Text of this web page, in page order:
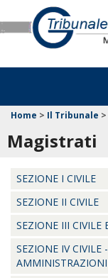
Home > Il Tribunale >
Magistrati
SEZIONE I CIVILE
SEZIONE II CIVILE
SEZIONE III CIVILE
SEZIONE IV